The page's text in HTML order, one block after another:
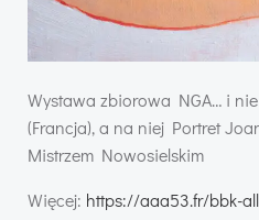
Wystawa zbiorowa NGA… i
(Francja), a na niej Portret
Mistrzem Nowosielskim
Więcej: https://aaa53.fr/bbk-